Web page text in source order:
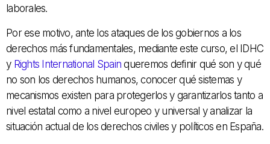
laborales.
Por ese motivo, ante los ataques de los gobiernos a los
derechos más fundamentales, mediante este curso, el IDHC
y Rights International Spain queremos definir qué son y qué
no son los derechos humanos, conocer qué sistemas y
mecanismos existen para protegerlos y garantizarlos tanto a
nivel estatal como a nivel europeo y universal y analizar la
situación actual de los derechos civiles y políticos en España.